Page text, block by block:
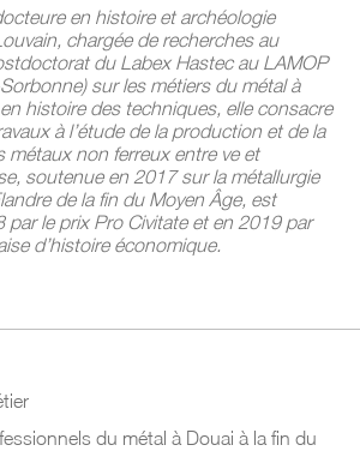
en histoire et archéologie
chargée de recherches au
du Labex Hastec au LAMOP
sur les métiers du métal à
histoire des techniques, elle consacre
à l’étude de la production et de la
métaux non ferreux entre ve et
soutenue en 2017 sur la métallurgie
de la fin du Moyen Âge, est
par le prix Pro Civitate et en 2019 par
d’histoire économique.
du métal à Douai à la fin du